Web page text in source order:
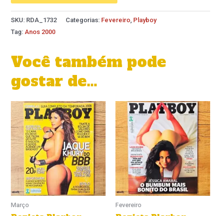
SKU: RDA_1732 Categorias: Fevereiro, Playboy
Tag:Anos 2000
Você também pode
gostar de…
Março Fevereiro